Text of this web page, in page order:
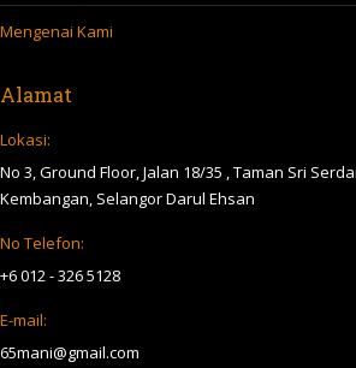
Mengenai Kami
Alamat
Lokasi:
No 3, Ground Floor, Jalan 18/35 , Taman Sri
Kembangan, Selangor Darul Ehsan
No Telefon:
+6 012 - 326 5128
E-mail:
65mani@gmail.com